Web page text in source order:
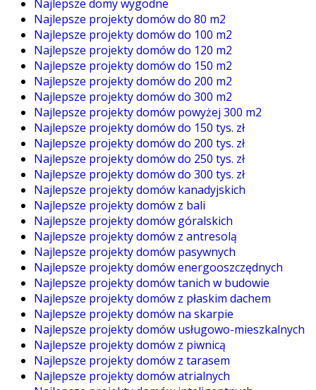
Najlepsze domy wygodne
Najlepsze projekty domów do 80 m2
Najlepsze projekty domów do 100 m2
Najlepsze projekty domów do 120 m2
Najlepsze projekty domów do 150 m2
Najlepsze projekty domów do 200 m2
Najlepsze projekty domów do 300 m2
Najlepsze projekty domów powyżej 300 m2
Najlepsze projekty domów do 150 tys. zł
Najlepsze projekty domów do 200 tys. zł
Najlepsze projekty domów do 250 tys. zł
Najlepsze projekty domów do 300 tys. zł
Najlepsze projekty domów kanadyjskich
Najlepsze projekty domów z bali
Najlepsze projekty domów góralskich
Najlepsze projekty domów z antresolą
Najlepsze projekty domów pasywnych
Najlepsze projekty domów energooszczędnych
Najlepsze projekty domów tanich w budowie
Najlepsze projekty domów z płaskim dachem
Najlepsze projekty domów na skarpie
Najlepsze projekty domów usługowo-mieszkalnych
Najlepsze projekty domów z piwnicą
Najlepsze projekty domów z tarasem
Najlepsze projekty domów atrialnych